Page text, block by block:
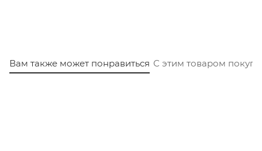
Вам также может понравиться С этим товаром